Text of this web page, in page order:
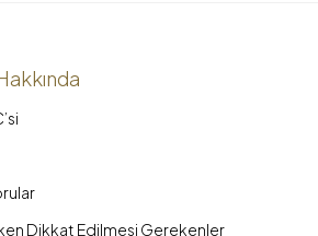
Dikkat Edilmesi Gerekenler